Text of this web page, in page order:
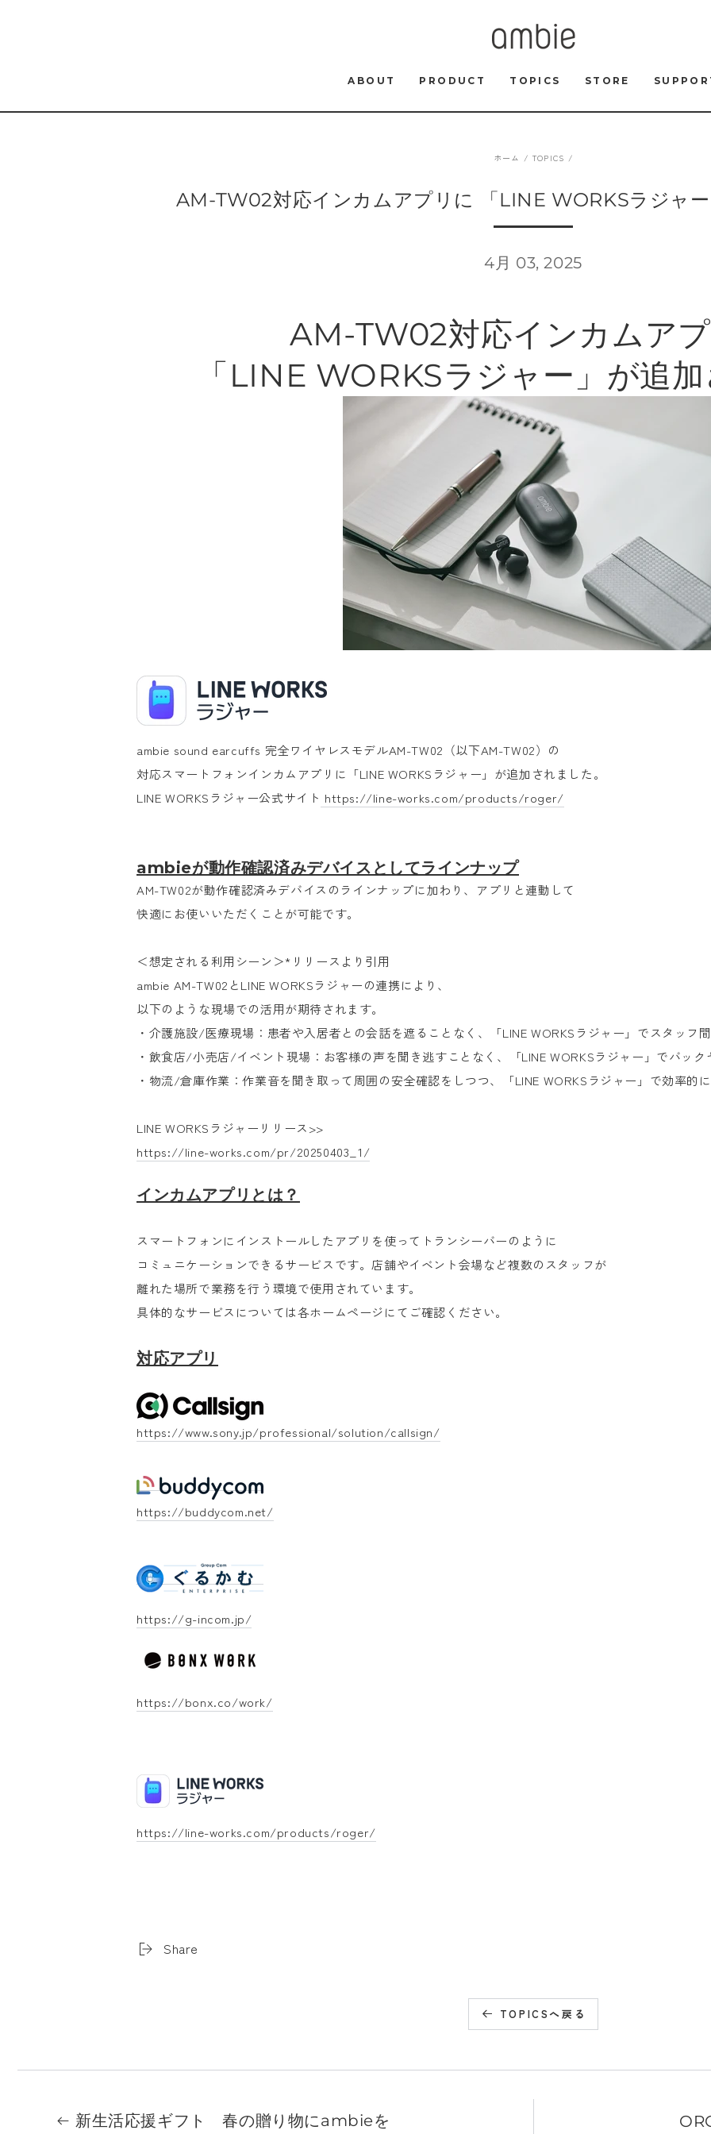
ABOUT PRODUCT TOPICS STORE
ホーム / TOPICS /
AM-TW02対応インカムアプリに 「LINE WORKSラジャ
4月 03, 2025
AM-TW02対応インカムア
「LINE WORKSラジャー」が追
ambie sound earcuffs 完全ワイヤレスモデルAM-TW02（以下AM-TW02）の
対応スマートフォンインカムアプリに「LINE WORKSラジャー」が追加されました。
LINE WORKSラジャー公式サイト https://line-works.com/products/roger/
ambieが動作確認済みデバイスとしてラインナップ
AM-TW02が動作確認済みデバイスのラインナップに加わり 、アプリと連動して
快適にお使いいただくことが可能です。
＜想定される利用シーン＞*リリースより引用
ambie AM-TW02とLINE WORKSラジャーの連携により、
以下のような現場での活用が期待されます。
・介護施設/医療現場：患者や入居者との会話を遮ることなく、「LINE WORKSラジャー」でスタッフ
・飲食店/小売店/イベント現場：お客様の声を聞き逃すことなく、「LINE WORKSラジャー」でバック
・物流/倉庫作業：作業音を聞き取って周囲の安全確認をしつつ、「LINE WORKSラジャー」で効率的
LINE WORKSラジャーリリース>>
https://line-works.com/pr/20250403_1/
インカムアプリとは？
スマートフォンにインストールしたアプリを使ってトランシーバーのように
コミュニケーションできるサービスです。店舗やイベント会場など複数のスタッフが
離れた場所で業務を行う環境で使用されています。
具体的なサービスについては各ホームページにてご確認ください。
対応アプリ
https://www.sony.jp/professional/solution/callsign/
https://buddycom.net/
https://g-incom.jp/
https://bonx.co/work/
https://line-works.com/products/roger/
Share
TOPICSへ戻る
新生活応援ギフト 春の贈り物にambieを